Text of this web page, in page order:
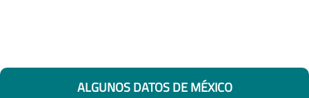
ALGUNOS DATOS DE MÉXICO